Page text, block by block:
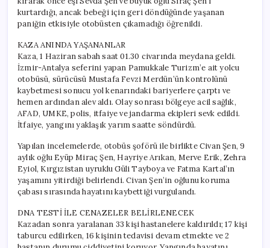
kurtardığı, ancak bebeği için geri döndüğünde yaşanan
paniğin etkisiyle otobüsten çıkamadığı öğrenildi.
KAZA ANINDA YAŞANANLAR
Kaza, 1 Haziran sabah saat 01.30 civarında meydana geldi.
İzmir-Antalya seferini yapan Pamukkale Turizm’e ait yolcu
otobüsü, sürücüsü Mustafa Fevzi Merdün’ün kontrolünü
kaybetmesi sonucu yol kenarındaki bariyerlere çarptı ve
hemen ardından alev aldı. Olay sonrası bölgeye acil sağlık,
AFAD, UMKE, polis, itfaiye ve jandarma ekipleri sevk edildi.
İtfaiye, yangını yaklaşık yarım saatte söndürdü.
Yapılan incelemelerde, otobüs şoförü ile birlikte Civan Şen, 9
aylık oğlu Eyüp Miraç Şen, Hayriye Arıkan, Merve Erik, Zehra
Eyiol, Kırgızistan uyruklu Güli Tayboya ve Fatma Kartal’ın
yaşamını yitirdiği belirlendi. Civan Şen’in oğlunu koruma
çabası sırasında hayatını kaybettiği vurgulandı.
DNA TESTİ İLE CENAZELER BELİRLENECEK
Kazadan sonra yaralanan 33 kişi hastanelere kaldırıldı; 17 kişi
taburcu edilirken, 16 kişinin tedavisi devam etmekte ve 2